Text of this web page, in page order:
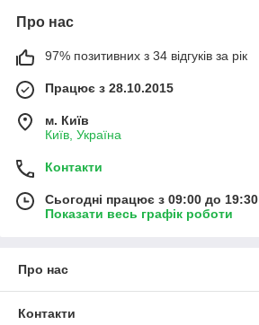
Про нас
97% позитивних з 34 відгуків за рік
Працює з 28.10.2015
м. Київ
Київ, Україна
Контакти
Сьогодні працює з 09:00 до 19:30
Показати весь графік роботи
Про нас
Контакти